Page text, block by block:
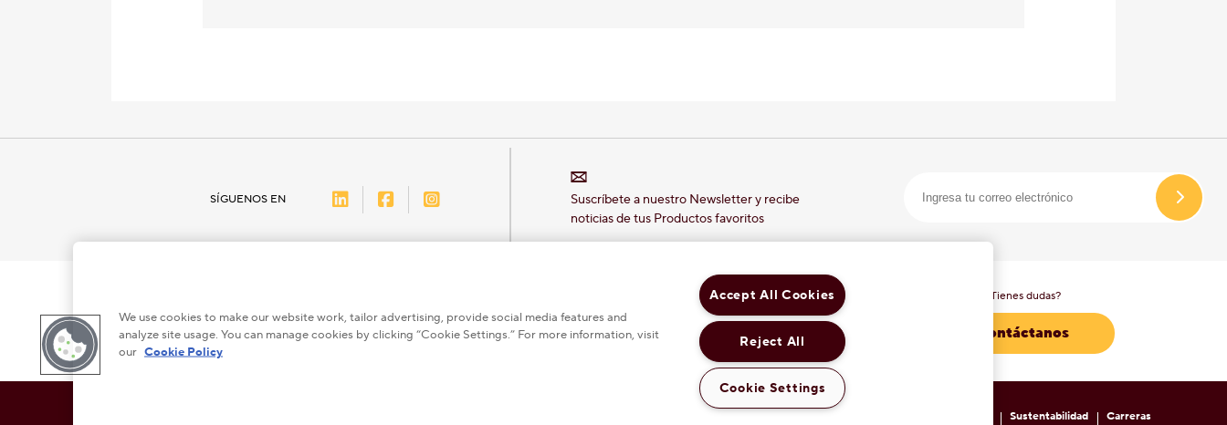
SÍGUENOS EN LinkedIn-Hershey-México
Facebook-Hershey-México
Instagram-Hershey-MéxicoSuscríbete a nuestro Newsletter y recibe
noticias de tus Productos favoritos
¿Tienes dudas?
Contáctanos
Sustentabilidad Carreras
We use cookies to make our website work, tailor advertising, provide social media features and
analyze site usage. You can manage cookies by clicking “Cookie Settings.” For more information, visit
our Cookie Policy
Accept All Cookies
Reject All
Cookie Settings